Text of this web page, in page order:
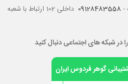
-
09128483558
داخلی 102 ارتباط با شعبه
در شبکه های اجتماعی دنبال کنید
گوهر فردوس ایران